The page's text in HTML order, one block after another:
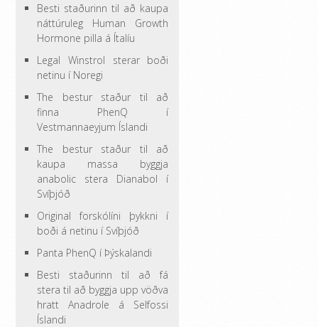
Besti staðurinn til að kaupa
náttúruleg Human Growth
Hormone pilla á Ítalíu
Legal Winstrol sterar boði
netinu í Noregi
The bestur staður til að
finna PhenQ í
Vestmannaeyjum Íslandi
The bestur staður til að
kaupa massa byggja
anabolic stera Dianabol í
Svíþjóð
Original forskólíni þykkni í
boði á netinu í Svíþjóð
Panta PhenQ í Þýskalandi
Besti staðurinn til að fá
stera til að byggja upp vöðva
hratt Anadrole á Selfossi
Íslandi